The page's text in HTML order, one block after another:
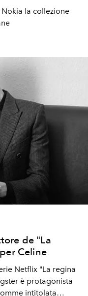
Nokia la collezione
de "La
Celine
Netflix "La regina
è protagonista
intitolata